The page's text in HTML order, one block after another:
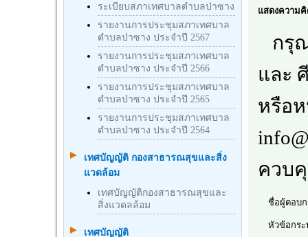
ระเบียบสภาเทศบาลตำบลป่าซาง
รายงานการประชุมสภาเทศบาล
ตำบลป่าซาง ประจำปี 2567
รายงานการประชุมสภาเทศบาล
ตำบลป่าซาง ประจำปี 2566
รายงานการประชุมสภาเทศบาล
ตำบลป่าซาง ประจำปี 2565
รายงานการประชุมสภาเทศบาล
ตำบลป่าซาง ประจำปี 2564
เทศบัญญัติ กองสาธารณสุขและสิ่ง
แวดล้อม
เทศบัญญัติกองสาธารณสุขและ
สิ่งแวดลล้อม
เทศบัญญัติ
แสดงความคิ
กรุ
และ
หรือ
ควบ
ชื่อผู้ตอบ
หัวข้อกระ